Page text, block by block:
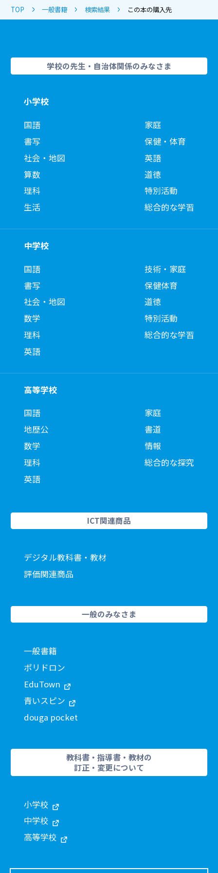
TOP 一般書籍 検索結果 この本の購入先
学校の先生・自治体関係のみなさま
小学校
国語
書写
社会・地図
算数
理科
生活
家庭
保健・体育
英語
道徳
特別活動
総合的な学習
中学校
国語
書写
社会・地図
数学
理科
英語
技術・家庭
保健体育
道徳
特別活動
総合的な学習
高等学校
国語
地歴公
数学
理科
英語
家庭
書道
情報
総合的な探究
ICT関連商品
デジタル教科書・教材
評価関連商品
一般のみなさま
一般書籍
ポリドロン
EduTown
青いスピン
douga pocket
教科書・指導書・教材の
訂正・変更について
小学校
中学校
高等学校